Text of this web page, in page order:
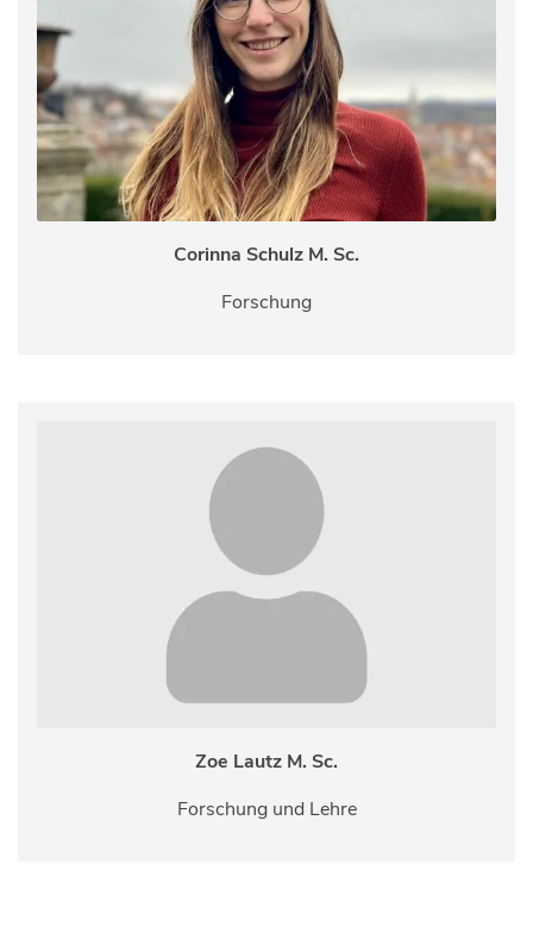
Corinna Schulz M. Sc.
Forschung
Zoe Lautz M. Sc.
Forschung und Lehre